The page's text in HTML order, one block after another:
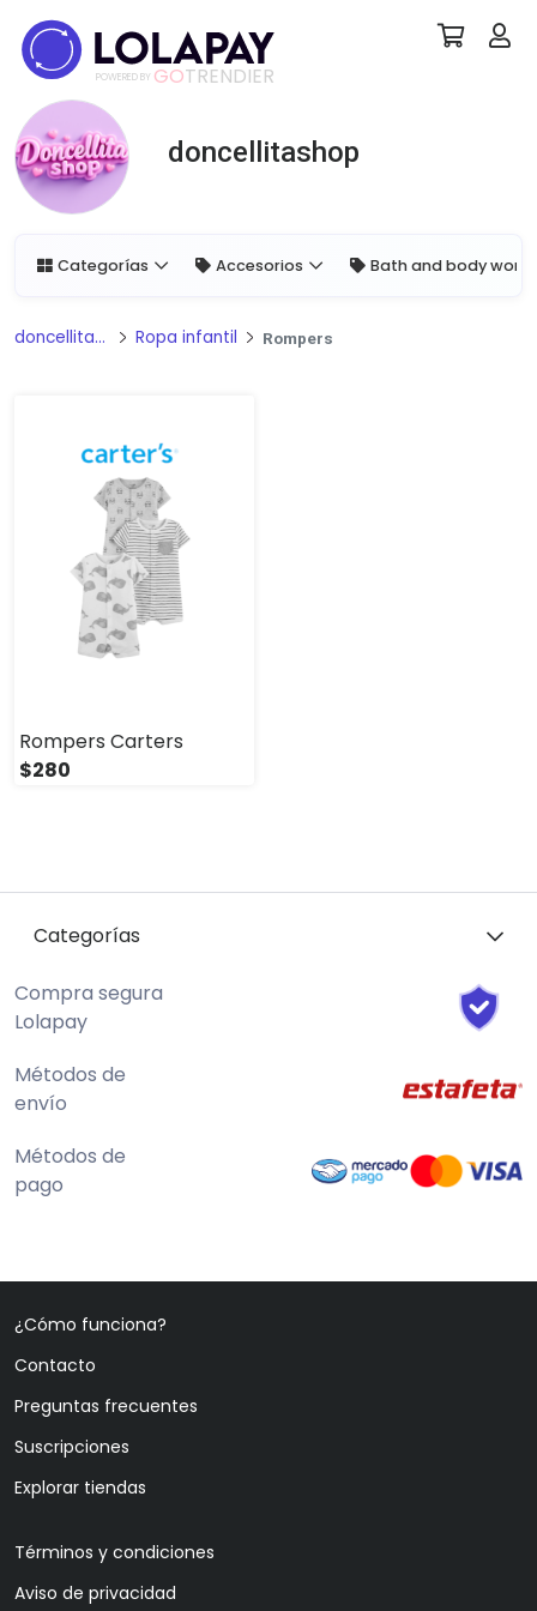
POWERED BY GOTRENDIER
doncellitashop
Categorías Accesorios Bath and body works
doncellitashop Ropa infantil Rompers
Rompers Carters
$280
Categorías
Compra segura
Lolapay
Métodos de
envío
Métodos de
pago
¿Cómo funciona?
Contacto
Preguntas frecuentes
Suscripciones
Explorar tiendas
Términos y condiciones
Aviso de privacidad